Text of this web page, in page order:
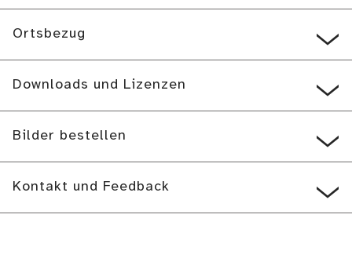
Ortsbezug
Downloads und Lizenzen
Bilder bestellen
Kontakt und Feedback